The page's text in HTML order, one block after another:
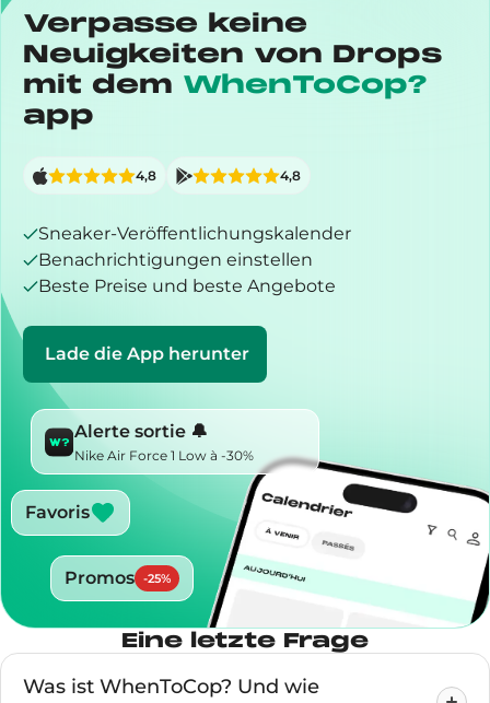
Verpasse keine
Neuigkeiten von Drops
mit dem WhenToCop?
app
Sneaker-Veröffentlichungskalender
Benachrichtigungen einstellen
Beste Preise und beste Angebote
Lade die App herunter
4,8 4,8
Alerte sortie 🔔
Nike Air Force 1 Low à -30%
Favoris
Promos -25%
Eine letzte Frage
Was ist WhenToCop? Und wie